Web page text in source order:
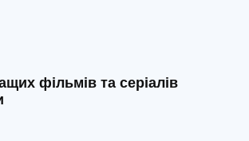
фільмів та серіалів